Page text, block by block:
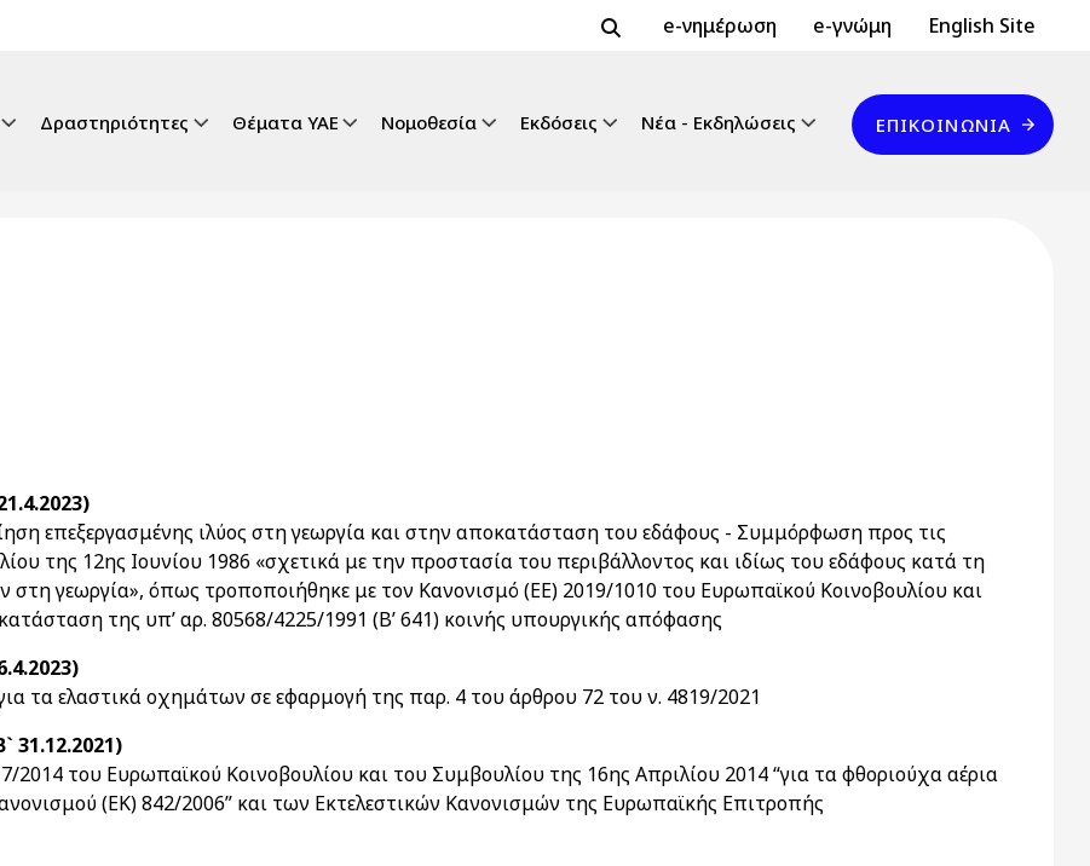
Header Top 2
e-νημέρωση e-γνώμη Header Top
English Site
Δραστηριότητες Θέματα ΥΑΕ Νομοθεσία Εκδόσεις Νέα - Εκδηλώσεις
Επικοινωνία
ΕΠΙΚΟΙΝΩΝΊΑ
επεξεργασμένης ιλύος στη γεωργία και στην αποκατάσταση του εδάφους - Συμμόρφωση προς τις
της 12ης Ιουνίου 1986 «σχετικά με την προστασία του περιβάλλοντος και ιδίως του εδάφους κατά τη
γεωργία», όπως τροποποιήθηκε με τον Κανονισμό (ΕΕ) 2019/1010 του Ευρωπαϊκού Κοινοβουλίου και
της υπ’ αρ. 80568/4225/1991 (Β’ 641) κοινής υπουργικής απόφασης
τα ελαστικά οχημάτων σε εφαρμογή της παρ. 4 του άρθρου 72 του ν. 4819/2021
31.12.2021)
του Ευρωπαϊκού Κοινοβουλίου και του Συμβουλίου της 16ης Απριλίου 2014 “για τα φθοριούχα αέρια
(ΕΚ) 842/2006” και των Εκτελεστικών Κανονισμών της Ευρωπαϊκής Επιτροπής